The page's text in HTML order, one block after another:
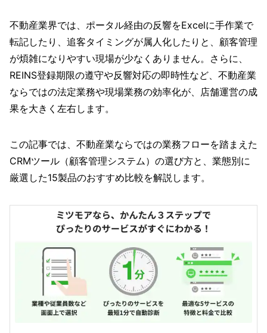
不動産業界では、ポータル経由の反響をExcelに手作業で
転記したり、追客タイミングが属人化したりと、顧客管理
が煩雑になりやすい現場が少なくありません。さらに、
REINS登録期限の遵守や反響対応の即時性など、不動産業
ならではの法定業務や現場業務の効率化が、店舗運営の成
果を大きく左右します。
この記事では、不動産業ならではの業務フローを踏まえた
CRMツール（顧客管理システム）の選び方と、業態別に
厳選した15製品のおすすめ比較を解説します。